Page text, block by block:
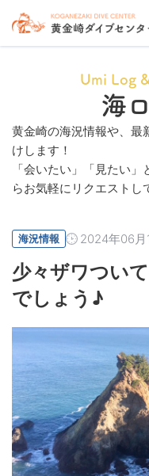
Umi Log
海
黄金崎の海況情報や、最
けします！
「会いたい」「見たい
らお気軽にリクエストし
海況情報 2024年06月
少々ザワつい
でしょう♪